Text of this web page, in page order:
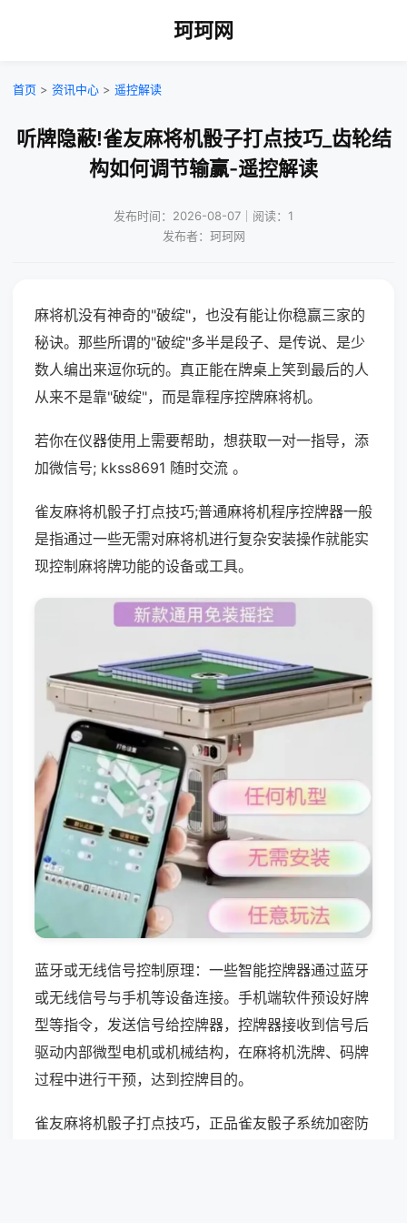
珂珂网
首页 > 资讯中心 > 遥控解读
听牌隐蔽!雀友麻将机骰子打点技巧_齿轮结
构如何调节输赢-遥控解读
发布时间：2026-08-07｜阅读：1
发布者：珂珂网
麻将机没有神奇的"破绽"，也没有能让你稳赢三家的
秘诀。那些所谓的"破绽"多半是段子、是传说、是少
数人编出来逗你玩的。真正能在牌桌上笑到最后的人
从来不是靠"破绽"，而是靠程序控牌麻将机。
若你在仪器使用上需要帮助，想获取一对一指导，添
加微信号; kkss8691 随时交流 。
雀友麻将机骰子打点技巧;普通麻将机程序控牌器一般
是指通过一些无需对麻将机进行复杂安装操作就能实
现控制麻将牌功能的设备或工具。
蓝牙或无线信号控制原理：一些智能控牌器通过蓝牙
或无线信号与手机等设备连接。手机端软件预设好牌
型等指令，发送信号给控牌器，控牌器接收到信号后
驱动内部微型电机或机械结构，在麻将机洗牌、码牌
过程中进行干预，达到控牌目的。
雀友麻将机骰子打点技巧，正品雀友骰子系统加密防